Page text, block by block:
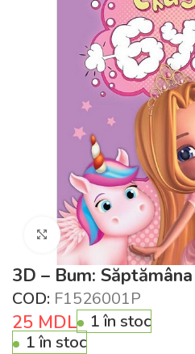
Click pentru a mări
3D – Bum:
COD: F1526001Р
25 MDL
1 în stoc
1 în stoc